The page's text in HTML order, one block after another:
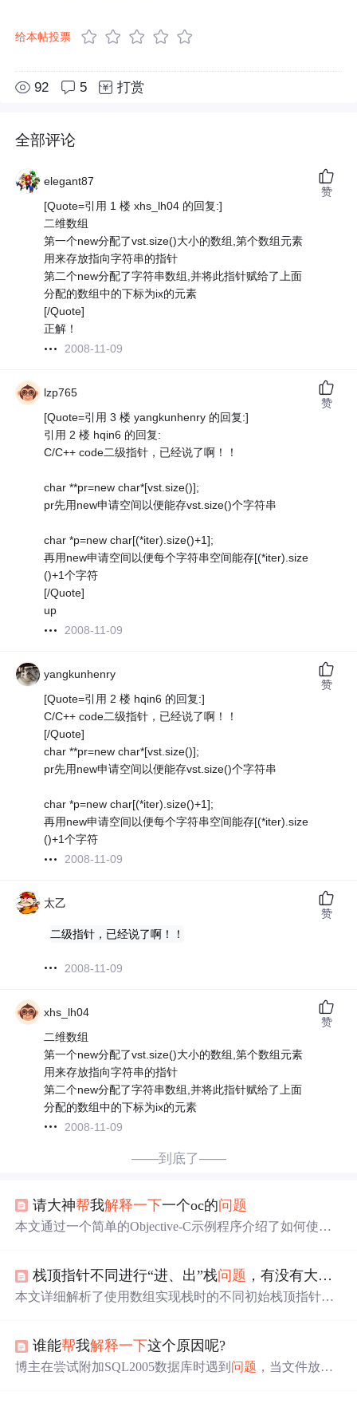
给本帖投票
92 5 打赏
全部评论
elegant87
[Quote=引用 1 楼 xhs_lh04 的回复:]
二维数组
第一个new分配了vst.size()大小的数组,第个数组元素
用来存放指向字符串的指针
第二个new分配了字符串数组,并将此指针赋给了上面
分配的数组中的下标为ix的元素
[/Quote]
正解！
2008-11-09
赞
lzp765
[Quote=引用 3 楼 yangkunhenry 的回复:]
引用 2 楼 hqin6 的回复:
C/C++ code二级指针，已经说了啊！！
char **pr=new char*[vst.size()];
pr先用new申请空间以便能存vst.size()个字符串
char *p=new char[(*iter).size()+1];
再用new申请空间以便每个字符串空间能存[(*iter).size
()+1个字符
[/Quote]
up
2008-11-09
赞
yangkunhenry
[Quote=引用 2 楼 hqin6 的回复:]
C/C++ code二级指针，已经说了啊！！
[/Quote]
char **pr=new char*[vst.size()];
pr先用new申请空间以便能存vst.size()个字符串
char *p=new char[(*iter).size()+1];
再用new申请空间以便每个字符串空间能存[(*iter).size
()+1个字符
2008-11-09
赞
太乙
二级指针，已经说了啊！！
2008-11-09
赞
xhs_lh04
二维数组
第一个new分配了vst.size()大小的数组,第个数组元素
用来存放指向字符串的指针
第二个new分配了字符串数组,并将此指针赋给了上面
分配的数组中的下标为ix的元素
2008-11-09
赞
——到底了——
请大神帮我解释一下一个oc的问题
本文通过一个简单的Objective-C示例程序介绍了如何使用
这种方法在性能上的优势。
栈顶指针不同进行“进、出”栈问题 ，有没有大佬能够
本文详细解析了使用数组实现栈时的不同初始栈顶指针情
谁能帮我解释一下这个原因呢?
博主在尝试附加SQL2005数据库时遇到 问题 ，当文件放置